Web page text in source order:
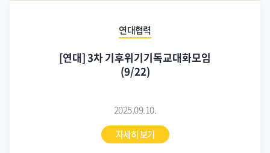
연대협력
[연대] 3차 기후위기기독교대화모임
(9/22)
2025.09.10.
자세히 보기